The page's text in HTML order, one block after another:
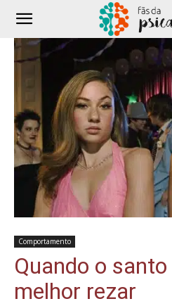
Comportamento
Quando o
melhor rezar